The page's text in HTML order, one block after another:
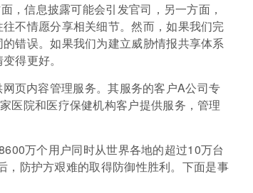
，信息披露可能会引发官司，另一方面，
不情愿分享相关细节。然而，如果我们完
错误。如果我们为建立威胁情报共享体系
得更好。
页内容管理服务。其服务的客户A公司专
医院和医疗保健机构客户提供服务，管理
万个用户同时从世界各地的超过10万台
，防护方艰难的取得防御性胜利。下面是事